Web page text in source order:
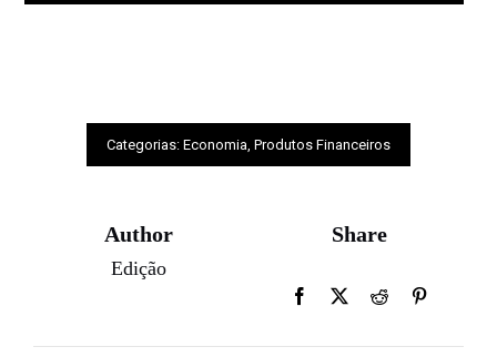
Categorias: Economia, Produtos Financeiros
Author
Edição
Share